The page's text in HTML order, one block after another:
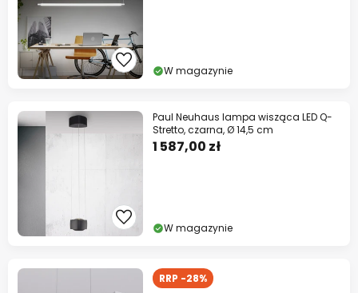
W magazynie
Paul Neuhaus lampa wisząca LED Q-
Stretto, czarna, Ø 14,5 cm
1 587,00 zł
W magazynie
RRP -28%